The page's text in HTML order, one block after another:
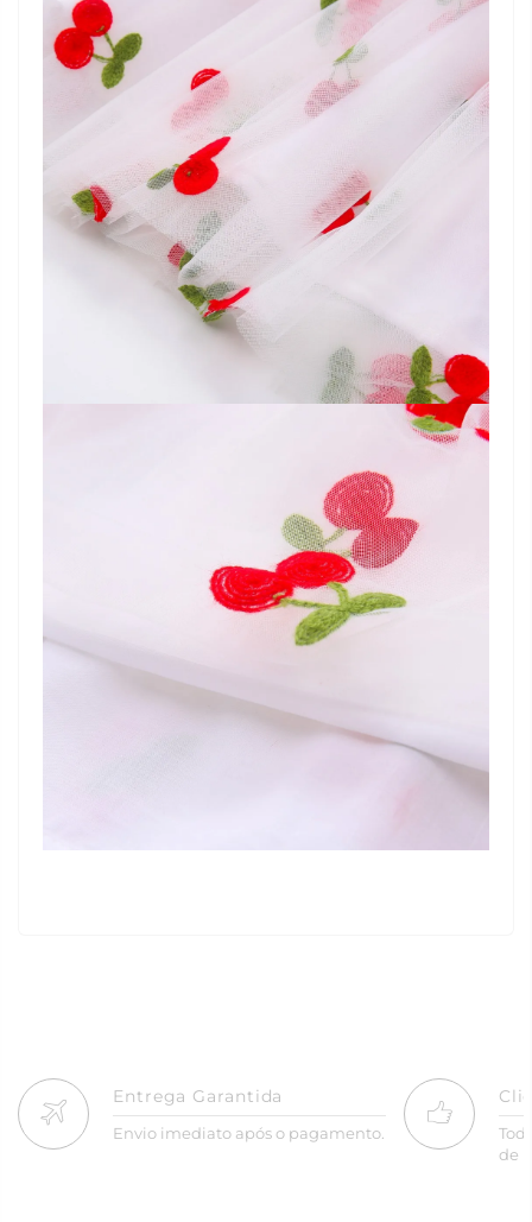
Entrega Garantida
Envio imediato após o pagamento.
de